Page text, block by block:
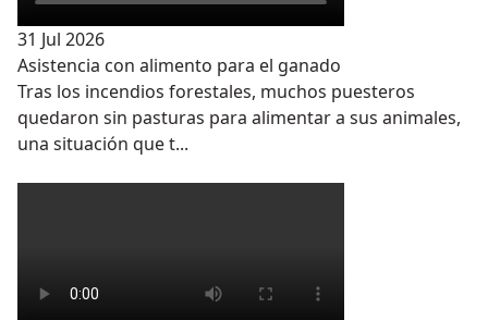
31 Jul 2026
Asistencia con alimento para el ganado
Tras los incendios forestales, muchos puesteros
quedaron sin pasturas para alimentar a sus animales,
una situación que t...